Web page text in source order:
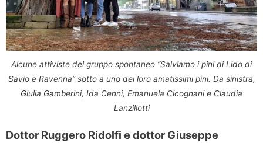
Alcune attiviste del gruppo spontaneo “Salviamo i pini di Lido di
Savio e Ravenna” sotto a uno dei loro amatissimi pini. Da sinistra,
Giulia Gamberini, Ida Cenni, Emanuela Cicognani e Claudia
Lanzillotti
Dottor Ruggero Ridolfi e dottor Giuseppe